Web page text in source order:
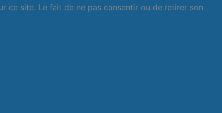
ce site. Le fait de ne pas consentir ou de retirer son